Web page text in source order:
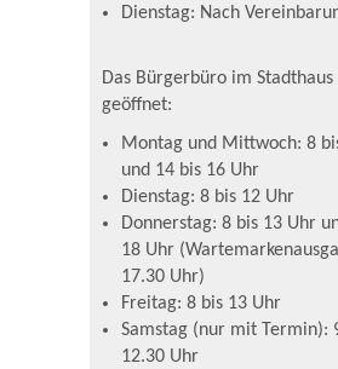
Dienstag: Nach
Das Bürgerbüro im Stadthaus
geöffnet:
Montag und Mittwoch: 8
und 14 bis 16 Uhr
Dienstag: 8 bis 12 Uhr
Donnerstag: 8 bis 13 Uhr
18 Uhr
17.30 Uhr)
Freitag: 8 bis 13 Uhr
Samstag (nur mit Termin):
12.30 Uhr